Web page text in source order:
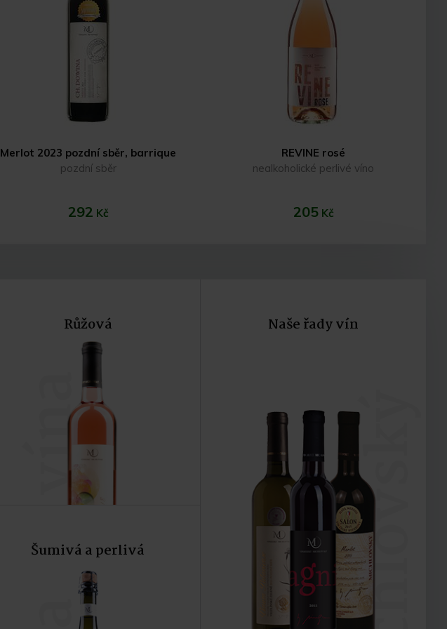
Merlot 2023 pozdní sběr, barrique
pozdní sběr
292 Kč
Do košíku
REVINE rosé
nealkoholické perlivé víno
205 Kč
Naše řady vín
michlovský
Růžová
vína
Šumivá a perlivá